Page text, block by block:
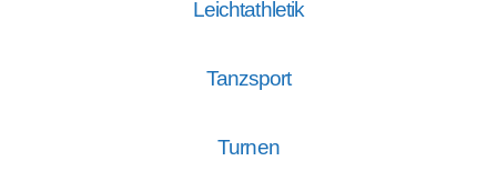
Leichtathletik
Tanzsport
Turnen